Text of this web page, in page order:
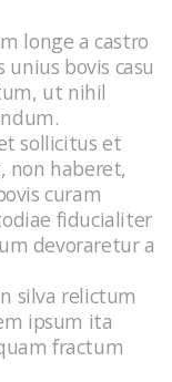
longe a castro
unius bovis casu
ut nihil
sollicitus et
non haberet,
curam
fiducialiter
devoraretur a
silva relictum
ipsum ita
fractum